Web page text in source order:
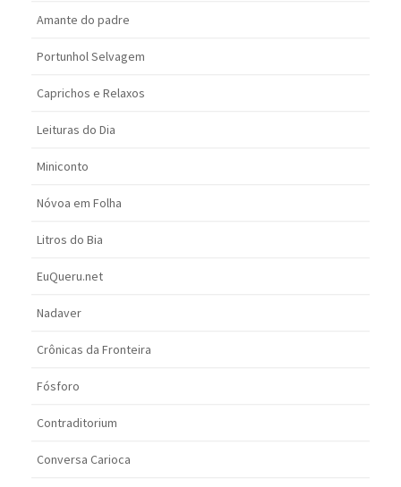
Amante do padre
Portunhol Selvagem
Caprichos e Relaxos
Leituras do Dia
Miniconto
Nóvoa em Folha
Litros do Bia
EuQueru.net
Nadaver
Crônicas da Fronteira
Fósforo
Contraditorium
Conversa Carioca